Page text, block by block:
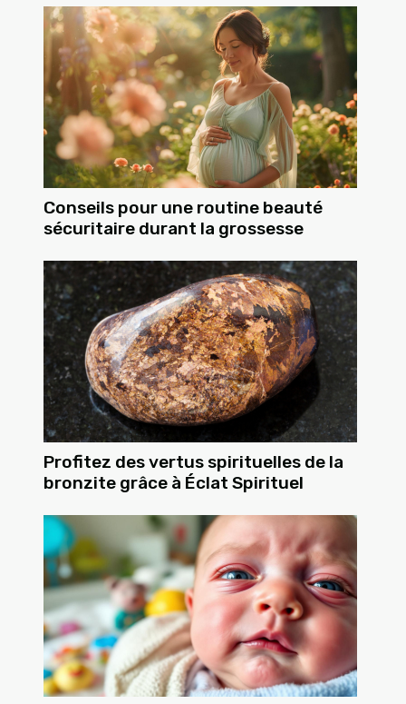
Conseils pour une routine beauté
sécuritaire durant la grossesse
Profitez des vertus spirituelles de la
bronzite grâce à Éclat Spirituel